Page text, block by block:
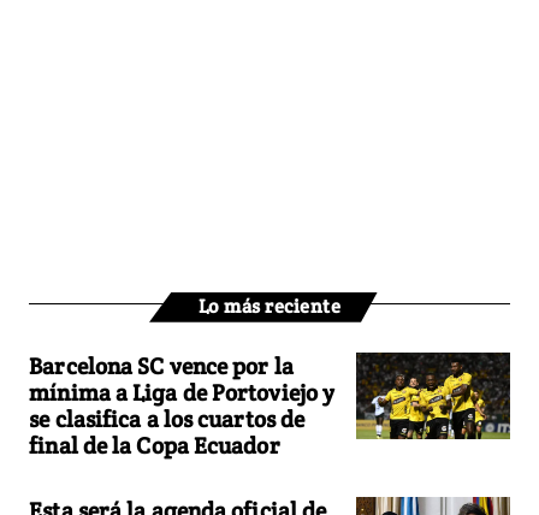
Lo más reciente
Barcelona SC vence por la
mínima a Liga de Portoviejo y
se clasifica a los cuartos de
final de la Copa Ecuador